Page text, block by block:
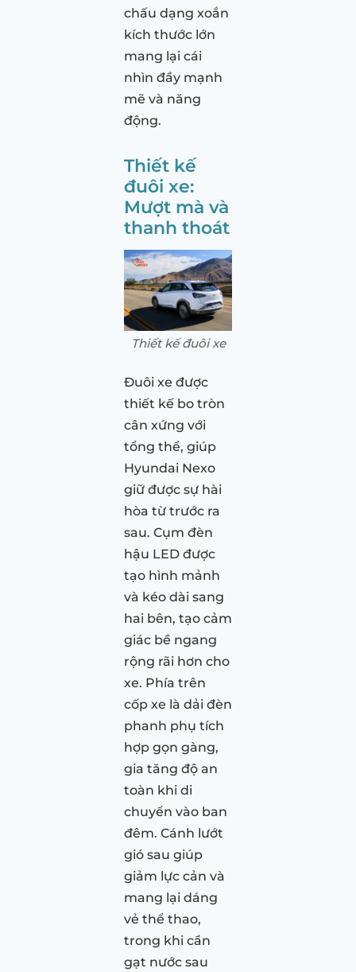
chấu dạng xoắn
kích thước lớn
mang lại cái
nhìn đầy mạnh
mẽ và năng
động.
Thiết kế
đuôi xe:
Mượt mà và
thanh thoát
Thiết kế đuôi xe
Đuôi xe được
thiết kế bo tròn
cân xứng với
tổng thể, giúp
Hyundai Nexo
giữ được sự hài
hòa từ trước ra
sau. Cụm đèn
hậu LED được
tạo hình mảnh
và kéo dài sang
hai bên, tạo cảm
giác bề ngang
rộng rãi hơn cho
xe. Phía trên
cốp xe là dải đèn
phanh phụ tích
hợp gọn gàng,
gia tăng độ an
toàn khi di
chuyển vào ban
đêm. Cánh lướt
gió sau giúp
giảm lực cản và
mang lại dáng
vẻ thể thao,
trong khi cần
gạt nước sau